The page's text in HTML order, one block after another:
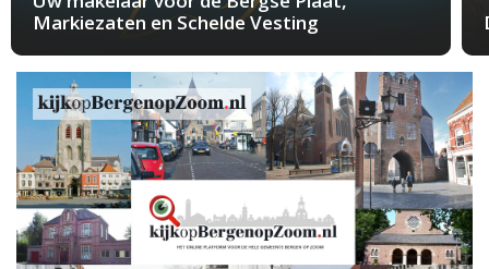
Markiezaten en Schelde Vesting